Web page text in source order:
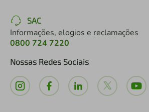
SAC
Informações, elogios e reclamações
0800 724 7220
Nossas Redes Sociais